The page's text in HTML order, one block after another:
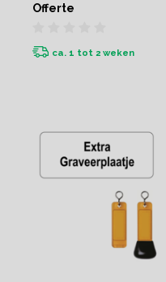
hotelsleutelhangers
Offerte
ca. 1 tot 2 weken